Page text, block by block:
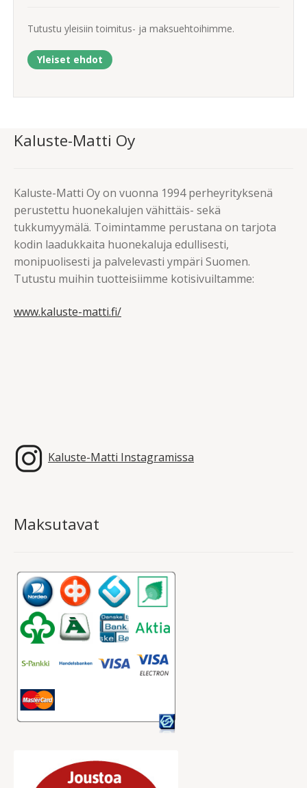
Tutustu yleisiin toimitus- ja maksuehtoihimme.
Yleiset ehdot
Kaluste-Matti Oy
Kaluste-Matti Oy on vuonna 1994 perheyrityksenä
perustettu huonekalujen vähittäis- sekä
tukkumyymälä. Toimintamme perustana on tarjota
kodin laadukkaita huonekaluja edullisesti,
monipuolisesti ja palvelevasti ympäri Suomen.
Tutustu muihin tuotteisiimme kotisivuiltamme:
www.kaluste-matti.fi/
Kaluste-Matti Instagramissa
Maksutavat